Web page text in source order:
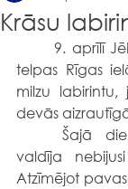
Krāsu
	9. aprīlī Jēkabpils 2. vidusskolas
telpas Rīgas
milzu labirintu,
devās
valdīja
Atzīmējot